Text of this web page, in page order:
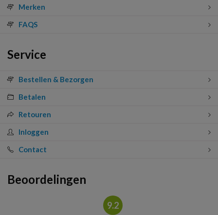
Merken
FAQS
Service
Bestellen & Bezorgen
Betalen
Retouren
Inloggen
Contact
Beoordelingen
9.2